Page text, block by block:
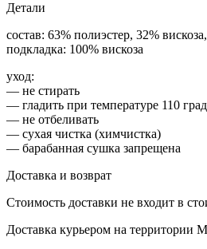
Детали
состав: 63% полиэстер, 32%
подкладка: 100% вискоза
уход:
— не стирать
— гладить при температуре 110
— не отбеливать
— сухая чистка (химчистка)
— барабанная сушка запрещена
Доставка и возврат
Стоимость доставки не входит в
Доставка курьером на территории